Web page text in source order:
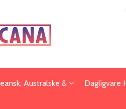
Australske & Dagligvare